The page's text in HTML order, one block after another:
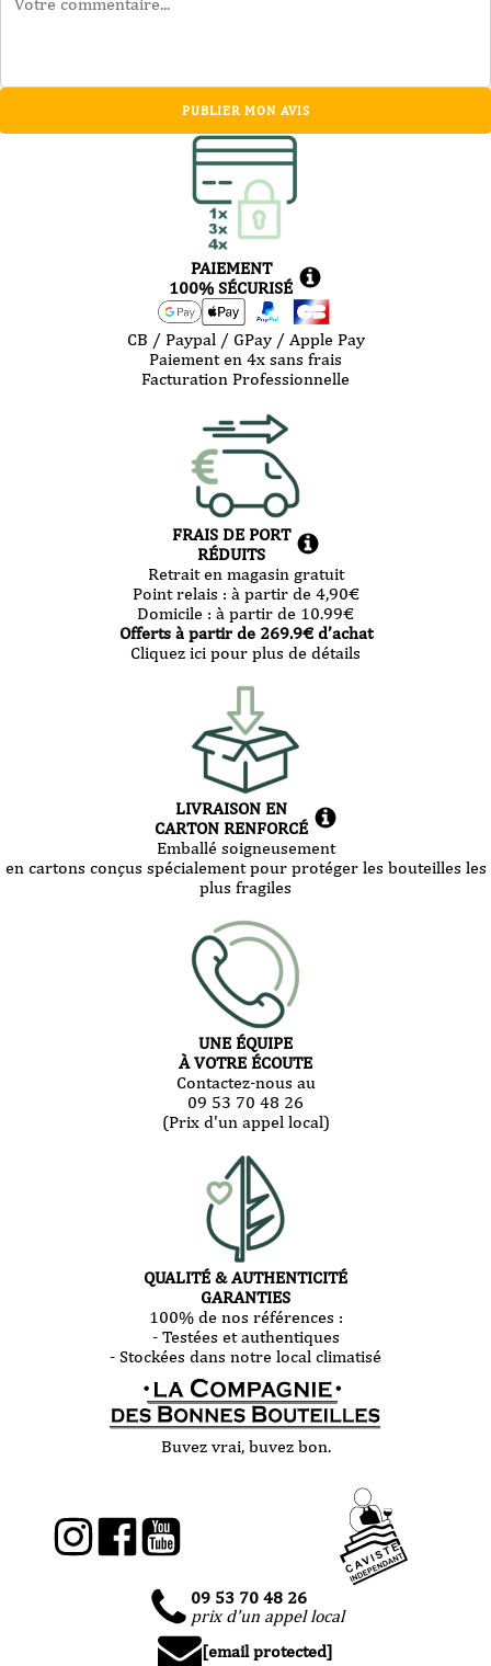
PUBLIER MON AVIS
PAIEMENT
100% SÉCURISÉ
CB / Paypal / GPay / Apple Pay
Paiement en 4x sans frais
Facturation Professionnelle
FRAIS DE PORT
RÉDUITS
Retrait en magasin gratuit
Point relais : à partir de 4,90€
Domicile : à partir de 10.99€
Offerts à partir de 269.9€ d’achat
Cliquez ici pour plus de détails
LIVRAISON EN
CARTON RENFORCÉ
Emballé soigneusement
en cartons conçus spécialement pour protéger les bouteilles les
plus fragiles
UNE ÉQUIPE
À VOTRE ÉCOUTE
Contactez-nous au
09 53 70 48 26
(Prix d'un appel local)
QUALITÉ & AUTHENTICITÉ
GARANTIES
100% de nos références :
- Testées et authentiques
- Stockées dans notre local climatisé
Buvez vrai, buvez bon.
09 53 70 48 26
prix d'un appel local
[email protected]